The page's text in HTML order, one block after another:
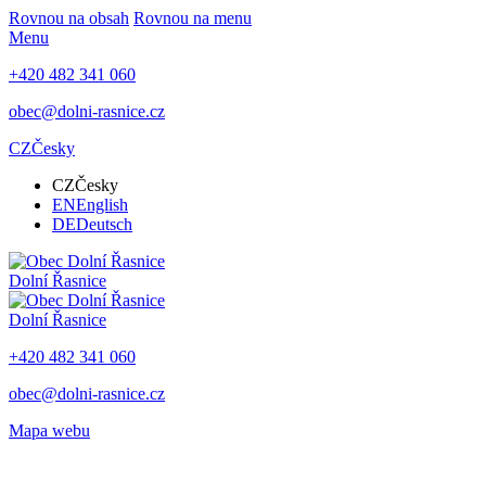
Rovnou na obsah Rovnou na menu
Menu
+420 482 341 060
obec@dolni-rasnice.cz
CZČesky
CZČesky
ENEnglish
DEDeutsch
Dolní Řasnice
Dolní Řasnice
+420 482 341 060
obec@dolni-rasnice.cz
Mapa webu